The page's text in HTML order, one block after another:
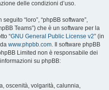
delle condizioni d’uso.
“loro”, “phpBB software”,
Teams”) che è un software per la
“GNU General Public License v2” (in
www.phpbb.com. Il software phpBB
Limited non è responsabile dei
su phpBB:
oscenità, volgarità, calunnia,